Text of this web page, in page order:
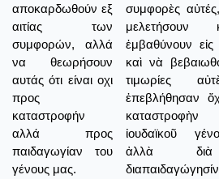
αποκαρδωθούν εξ
αιτίας των
συμφορών, αλλά
να θεωρήσουν
αυτάς ότι είναι οχι
προς
καταστροφήν
αλλά προς
παιδαγωγίαν του
γένους μας.
συμφορὲς
ἐμβαθύνουν
καὶ νὰ
τιμωρίες
ἐπεβλήθησαν
ἰουδαϊκοῦ
ἀλλὰ